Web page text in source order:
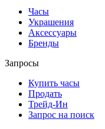
Часы
Украшения
Аксессуары
Бренды
Запросы
Купить часы
Продать
Трейд-Ин
Запрос на поиск